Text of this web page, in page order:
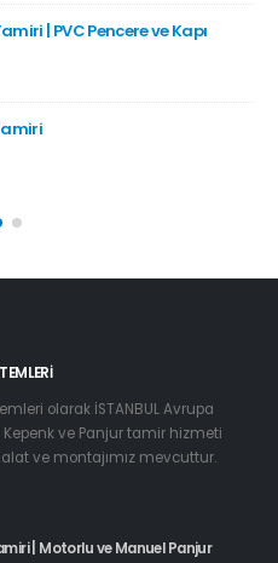
| PVC Pencere ve Kapı
olarak İSTANBUL Avrupa
ve Panjur tamir hizmeti
ve montajımız mevcuttur.
| Motorlu ve Manuel Panjur